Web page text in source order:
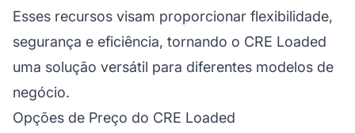
Esses recursos visam proporcionar flexibilidade,
segurança e eficiência, tornando o CRE Loaded
uma solução versátil para diferentes modelos de
negócio.
Opções de Preço do CRE Loaded